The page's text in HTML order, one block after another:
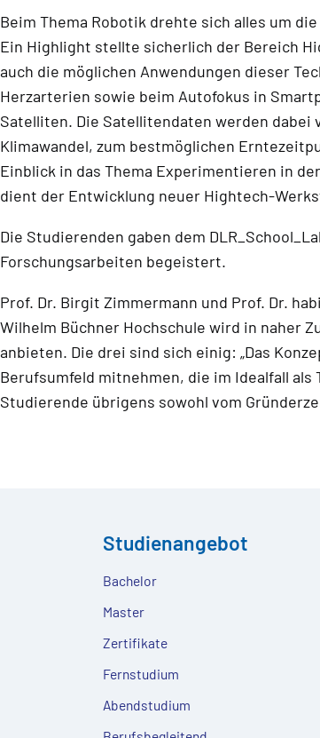
Beim Thema Robotik drehte sich alles um
Ein Highlight stellte sicherlich der Bereich
auch die möglichen Anwendungen dieser
Herzarterien sowie beim Autofokus in
Satelliten. Die Satellitendaten werden dabei
Klimawandel, zum bestmöglichen
Einblick in das Thema Experimentieren in
dient der Entwicklung neuer Hightech-
Die Studierenden gaben dem
Forschungsarbeiten begeistert.
Prof. Dr. Birgit Zimmermann und Prof. Dr.
Wilhelm Büchner Hochschule wird in naher
anbieten. Die drei sind sich einig: „Das
Berufsumfeld mitnehmen, die im Idealfall
Studierende übrigens sowohl vom
Studienangebot
Bachelor
Master
Zertifikate
Fernstudium
Abendstudium